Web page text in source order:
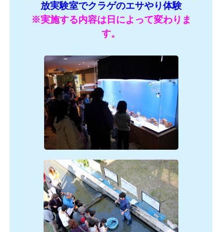
放実験室でクラゲのエサやり体験
※実施する内容は日によって変わりま
す。